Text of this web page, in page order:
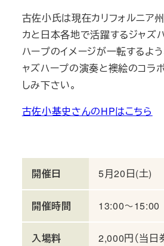
古佐小氏は現在カリフォルニア
カと日本各地で活躍するジャズハ
ハープのイメージが一転するよ
ャズハープの演奏と襖絵のコラ
しみ下さい。
古佐小基史さんのHPはこちら
開催日 5月20日(土)
開催時間 13:00～15:00
入場料 2,000円（当日